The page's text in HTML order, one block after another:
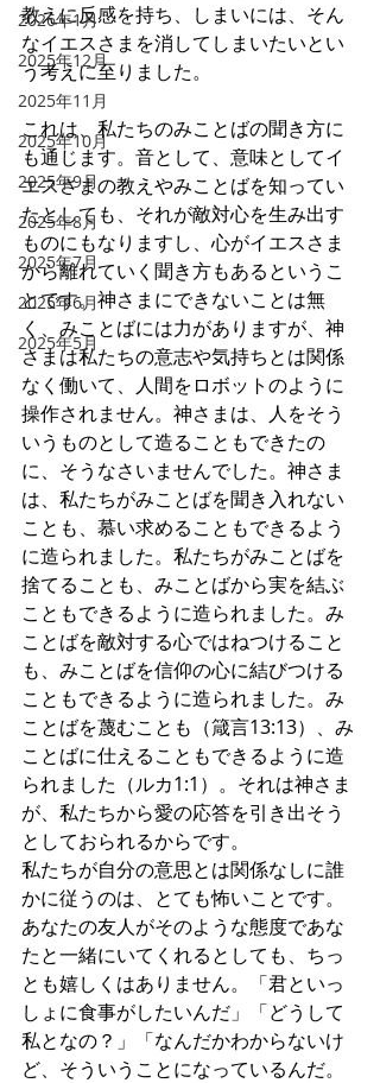
2026年1月
2025年12月
2025年11月
2025年10月
2025年9月
2025年8月
2025年7月
2025年6月
2025年5月
教えに反感を持ち、しまいには、そん
なイエスさまを消してしまいたいとい
う考えに至りました。
これは、私たちのみことばの聞き方に
も通じます。音として、意味としてイ
エスさまの教えやみことばを知ってい
たとしても、それが敵対心を生み出す
ものにもなりますし、心がイエスさま
から離れていく聞き方もあるというこ
とです。神さまにできないことは無
く、みことばには力がありますが、神
さまは私たちの意志や気持ちとは関係
なく働いて、人間をロボットのように
操作されません。神さまは、人をそう
いうものとして造ることもできたの
に、そうなさいませんでした。神さま
は、私たちがみことばを聞き入れない
ことも、慕い求めることもできるよう
に造られました。私たちがみことばを
捨てることも、みことばから実を結ぶ
こともできるように造られました。み
ことばを敵対する心ではねつけること
も、みことばを信仰の心に結びつける
こともできるように造られました。み
ことばを蔑むことも（箴言13:13）、み
ことばに仕えることもできるように造
られました（ルカ1:1）。それは神さま
が、私たちから愛の応答を引き出そう
としておられるからです。
私たちが自分の意思とは関係なしに誰
かに従うのは、とても怖いことです。
あなたの友人がそのような態度であな
たと一緒にいてくれるとしても、ちっ
とも嬉しくはありません。「君といっ
しょに食事がしたいんだ」「どうして
私となの？」「なんだかわからないけ
ど、そういうことになっているんだ。